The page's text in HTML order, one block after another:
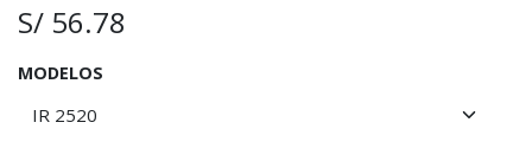
S/ 56.78
MODELOS